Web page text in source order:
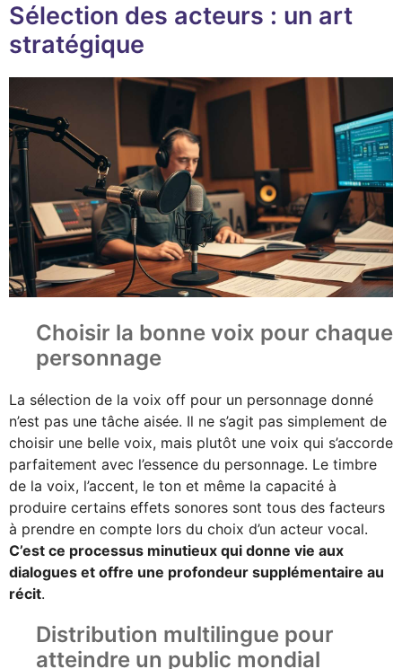
Sélection des acteurs : un art
stratégique
Choisir la bonne voix pour chaque
personnage
La sélection de la voix off pour un personnage donné
n’est pas une tâche aisée. Il ne s’agit pas simplement de
choisir une belle voix, mais plutôt une voix qui s’accorde
parfaitement avec l’essence du personnage. Le timbre
de la voix, l’accent, le ton et même la capacité à
produire certains effets sonores sont tous des facteurs
à prendre en compte lors du choix d’un acteur vocal.
C’est ce processus minutieux qui donne vie aux
dialogues et offre une profondeur supplémentaire au
récit.
Distribution multilingue pour
atteindre un public mondial